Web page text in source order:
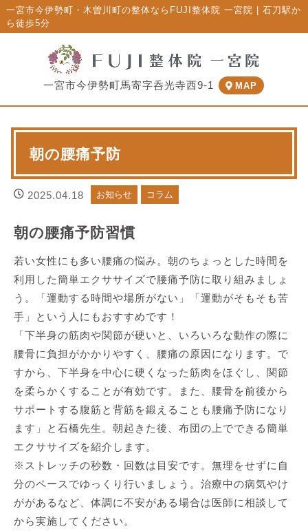
一宮市今伊勢町・木曽川町の整体ならFUJI整体院 一宮院 | 石刀駅か
ら徒歩5分
一宮市今伊勢町馬寄字呑光寺西9-1 MAP
朝の腰痛予防
2025.04.18 お知らせ コラム
朝の腰痛予防習慣
若い女性にも多い腰痛の悩み。朝のちょっとした時間を
利用した簡単エクササイズで腰痛予防に取り組みましょ
う。「運動する時間や場所がない」「運動がそもそも苦
手」という人にもおすすめです！
「下半身の筋肉や関節が硬いと、いろいろな動作の際に
腰骨に負担がかかりやすく、腰痛の原因になります。で
すから、下半身を中心に硬くなった筋肉をほぐし、関節
を柔らかくすることが有効です。また、腰骨を前後から
サポートする腹筋と背筋を鍛えることも腰痛予防になり
ます」と石橋先生。朝起きた後、布団の上でできる簡単
エクササイズを紹介します。
※ストレッチの秒数・回数は目安です。無理をせずに自
分のペースでゆっくり行いましょう。治療中の病気やけ
ががあるなど、体調に不安がある場合は医師に相談して
から実施してください。